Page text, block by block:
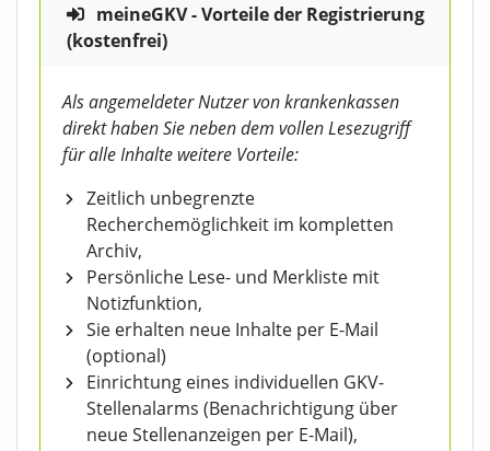
meineGKV - Vorteile der Registrierung
(kostenfrei)
Als angemeldeter Nutzer von krankenkassen
direkt haben Sie neben dem vollen Lesezugriff
für alle Inhalte weitere Vorteile:
Zeitlich unbegrenzte
Recherchemöglichkeit im kompletten
Archiv,
Persönliche Lese- und Merkliste mit
Notizfunktion,
Sie erhalten neue Inhalte per E-Mail
(optional)
Einrichtung eines individuellen GKV-
Stellenalarms (Benachrichtigung über
neue Stellenanzeigen per E-Mail),